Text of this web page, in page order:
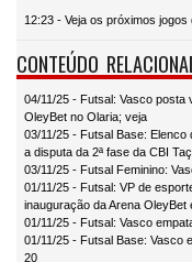
12:23 - Veja os próximos
CONTEÚDO
04/11/25 - Futsal: Vasco posta
OleyBet no Olaria; veja
03/11/25 - Futsal Base: Elenco
a disputa da 2ª fase da CBI
03/11/25 - Futsal Feminino:
01/11/25 - Futsal: VP de
inauguração da Arena OleyBet
01/11/25 - Futsal: Vasco
01/11/25 - Futsal Base: Vasco
20